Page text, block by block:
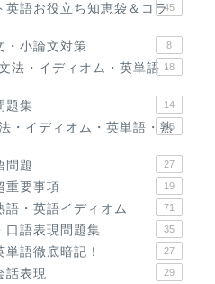
英語お役立ち知恵袋＆コラ45
・小論文対策 8
法・イディオム・英単語・
18
題集 14
・イディオム・英単語・熟
15
問題 27
重要事項 19
語・英語イディオム 71
口語表現問題集 35
語徹底暗記！ 27
話表現 29